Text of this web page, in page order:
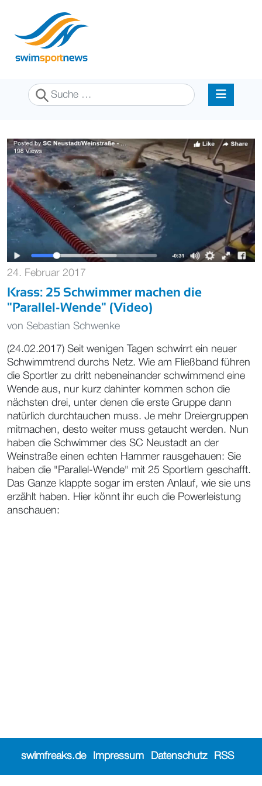
Suchen
24. Februar 2017
Krass: 25 Schwimmer machen die
"Parallel-Wende" (Video)
von Sebastian Schwenke
(24.02.2017) Seit wenigen Tagen schwirrt ein neuer
Schwimmtrend durchs Netz. Wie am Fließband führen
die Sportler zu dritt nebeneinander schwimmend eine
Wende aus, nur kurz dahinter kommen schon die
nächsten drei, unter denen die erste Gruppe dann
natürlich durchtauchen muss. Je mehr Dreiergruppen
mitmachen, desto weiter muss getaucht werden. Nun
haben die Schwimmer des SC Neustadt an der
Weinstraße einen echten Hammer rausgehauen: Sie
haben die "Parallel-Wende" mit 25 Sportlern geschafft.
Das Ganze klappte sogar im ersten Anlauf, wie sie uns
erzählt haben. Hier könnt ihr euch die Powerleistung
anschauen:
swimfreaks.de Impressum Datenschutz RSS